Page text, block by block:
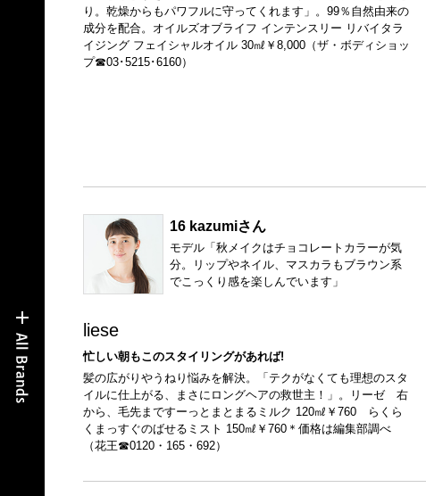
り。乾燥からもパワフルに守ってくれます」。99％自然由来の
成分を配合。オイルズオブライフ インテンスリー リバイタラ
イジング フェイシャルオイル 30㎖￥8,000（ザ・ボディショッ
プ☎03･5215･6160）
16 kazumiさん
モデル「秋メイクはチョコレートカラーが気
分。リップやネイル、マスカラもブラウン系
でこっくり感を楽しんでいます」
liese
忙しい朝もこのスタイリングがあれば!
髪の広がりやうねり悩みを解決。「テクがなくても理想のスタ
イルに仕上がる、まさにロングヘアの救世主！」。リーゼ 右
から、毛先まですーっとまとまるミルク 120㎖￥760 らくら
くまっすぐのばせるミスト 150㎖￥760＊価格は編集部調べ
（花王☎0120・165・692）